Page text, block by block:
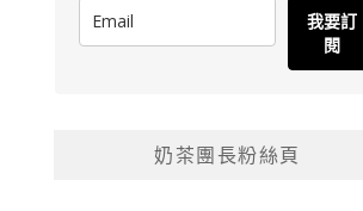
我要訂
閱
奶茶團長粉絲頁